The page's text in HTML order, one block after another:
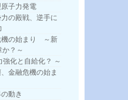
原子力発電
の殿戦、逆手に
機の始まり ～新
か？～
化と自給化？ ～
金融危機の始ま
動き